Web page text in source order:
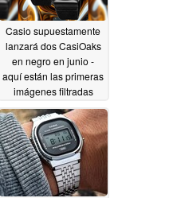
Casio supuestamente
lanzará dos CasiOaks
en negro en junio -
aquí están las primeras
imágenes filtradas
05/25/2026